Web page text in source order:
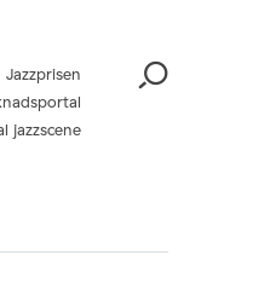
Jazzprisen
jazzscene